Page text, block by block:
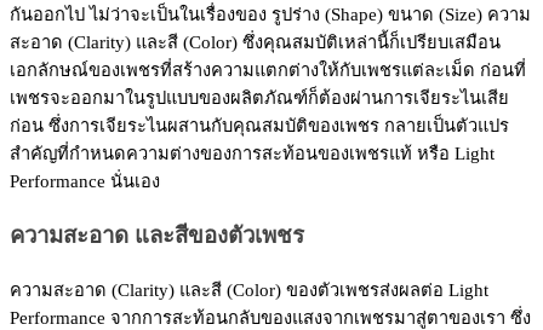
กันออกไป ไม่ว่าจะเป็นในเรื่องของ รูปร่าง (Shape) ขนาด (Size) ความ
สะอาด (Clarity) และสี (Color) ซึ่งคุณสมบัติเหล่านี้ก็เปรียบเสมือน
เอกลักษณ์ของเพชรที่สร้างความแตกต่างให้กับเพชรแต่ละเม็ด ก่อนที่
เพชรจะออกมาในรูปแบบของผลิตภัณฑ์ก็ต้องผ่านการเจียระไนเสีย
ก่อน ซึ่งการเจียระไนผสานกับคุณสมบัติของเพชร กลายเป็นตัวแปร
สำคัญที่กำหนดความต่างของการสะท้อนของเพชรแท้ หรือ Light
Performance นั่นเอง
ความสะอาด และสีของตัวเพชร
ความสะอาด (Clarity) และสี (Color) ของตัวเพชรส่งผลต่อ Light
Performance จากการสะท้อนกลับของแสงจากเพชรมาสู่ตาของเรา ซึ่ง